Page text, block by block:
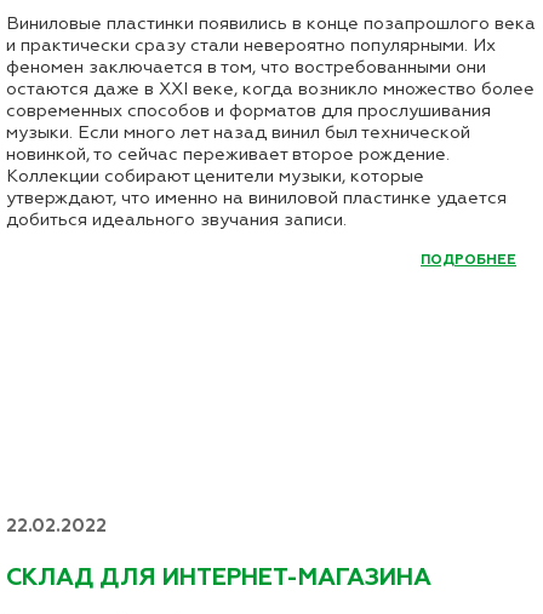
Виниловые пластинки появились в конце позапрошлого века
и практически сразу стали невероятно популярными. Их
феномен заключается в том, что востребованными они
остаются даже в XXI веке, когда возникло множество более
современных способов и форматов для прослушивания
музыки. Если много лет назад винил был технической
новинкой, то сейчас переживает второе рождение.
Коллекции собирают ценители музыки, которые
утверждают, что именно на виниловой пластинке удается
добиться идеального звучания записи.
ПОДРОБНЕЕ
22.02.2022
СКЛАД ДЛЯ ИНТЕРНЕТ-МАГАЗИНА